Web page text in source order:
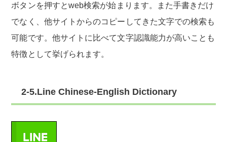
ボタンを押すとweb検索が始まります。また手書きだけ
でなく、他サイトからのコピーしてきた文字での検索も
可能です。他サイトに比べて文字認識能力が高いことも
特徴として挙げられます。
2-5.Line Chinese-English Dictionary